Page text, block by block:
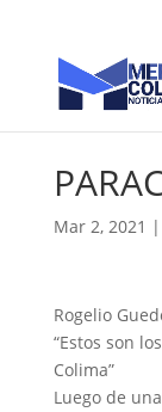
Mar 2, 2021 |
Rogelio
“Estos son
Colima”
Luego de